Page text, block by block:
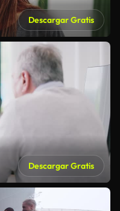
Descargar Gratis
Descargar Gratis